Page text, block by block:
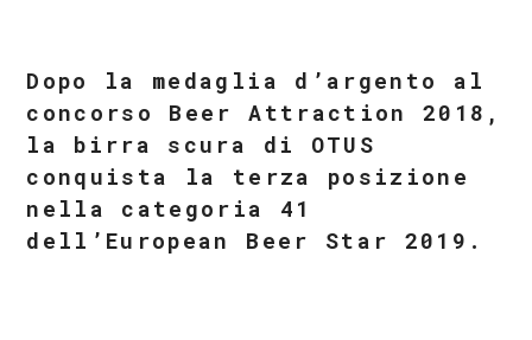
Dopo la medaglia d’argento al
concorso Beer Attraction 2018,
la birra scura di OTUS
conquista la terza posizione
nella categoria 41
dell’European Beer Star 2019.